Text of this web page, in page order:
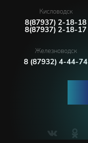
Кисловодск
8(87937) 2-18-18
8(87937) 2-18-17
Железноводск
8 (87932) 4-44-74